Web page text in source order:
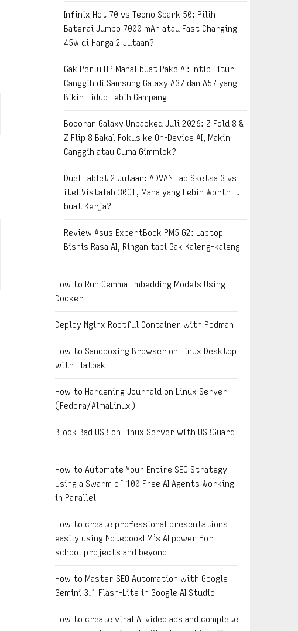
Infinix Hot 70 vs Tecno Spark 50: Pilih
Baterai Jumbo 7000 mAh atau Fast Charging
45W di Harga 2 Jutaan?
Gak Perlu HP Mahal buat Pake AI: Intip Fitur
Canggih di Samsung Galaxy A37 dan A57 yang
Bikin Hidup Lebih Gampang
Bocoran Galaxy Unpacked Juli 2026: Z Fold 8 &
Z Flip 8 Bakal Fokus ke On-Device AI, Makin
Canggih atau Cuma Gimmick?
Duel Tablet 2 Jutaan: ADVAN Tab Sketsa 3 vs
itel VistaTab 30GT, Mana yang Lebih Worth It
buat Kerja?
Review Asus ExpertBook PM5 G2: Laptop
Bisnis Rasa AI, Ringan tapi Gak Kaleng-kaleng
How to Run Gemma Embedding Models Using
Docker
Deploy Nginx Rootful Container with Podman
How to Sandboxing Browser on Linux Desktop
with Flatpak
How to Hardening Journald on Linux Server
(Fedora/AlmaLinux)
Block Bad USB on Linux Server with USBGuard
How to Automate Your Entire SEO Strategy
Using a Swarm of 100 Free AI Agents Working
in Parallel
How to create professional presentations
easily using NotebookLM’s AI power for
school projects and beyond
How to Master SEO Automation with Google
Gemini 3.1 Flash-Lite in Google AI Studio
How to create viral AI video ads and complete